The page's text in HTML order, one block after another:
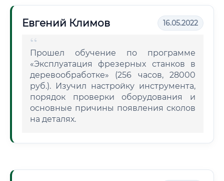
Евгений Климов 16.05.2022
Прошел обучение по программе
«Эксплуатация фрезерных станков в
деревообработке» (256 часов, 28000
руб.). Изучил настройку инструмента,
порядок проверки оборудования и
основные причины появления сколов
на деталях.